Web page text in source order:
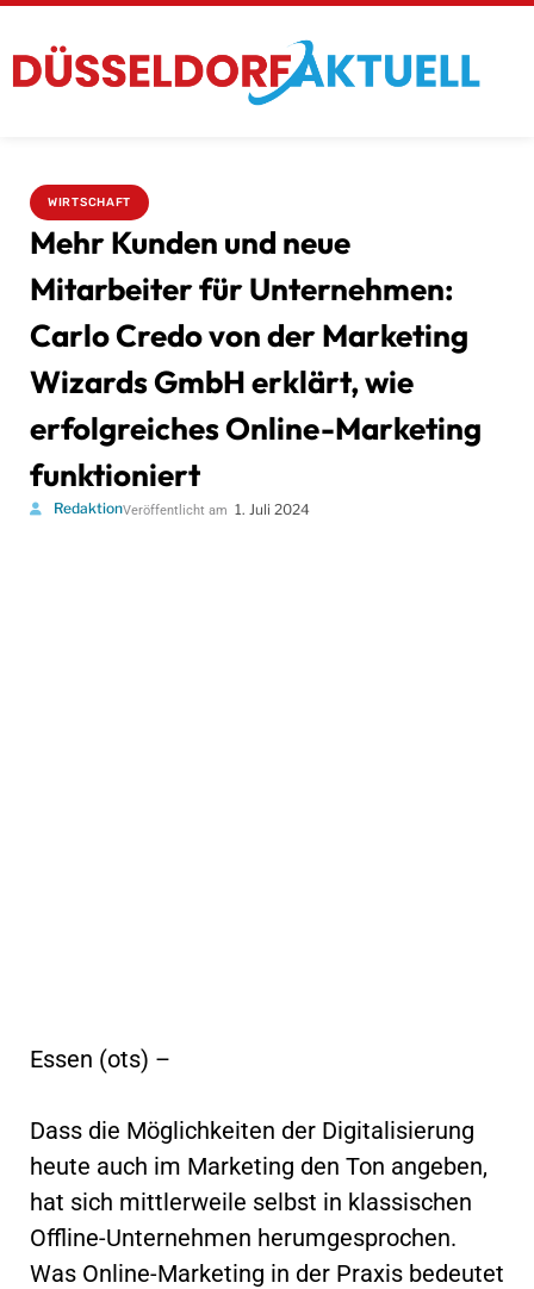
WIRTSCHAFT
Mehr Kunden und neue
Mitarbeiter für Unternehmen:
Carlo Credo von der Marketing
Wizards GmbH erklärt, wie
erfolgreiches Online-Marketing
funktioniert
RedaktionVeröffentlicht am 1. Juli 2024
Essen (ots) –
Dass die Möglichkeiten der Digitalisierung
heute auch im Marketing den Ton angeben,
hat sich mittlerweile selbst in klassischen
Offline-Unternehmen herumgesprochen.
Was Online-Marketing in der Praxis bedeutet